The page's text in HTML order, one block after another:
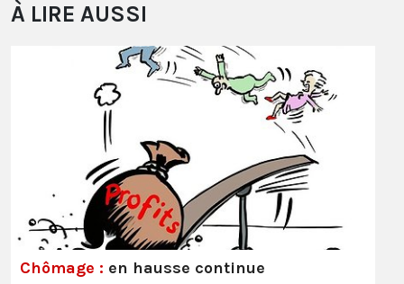
À LIRE AUSSI
Chômage : en hausse continue